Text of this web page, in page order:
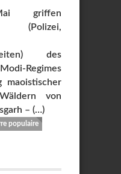
griffen
(Polizei,
des
Regimes
maoistischer
von
– (…)
populaire